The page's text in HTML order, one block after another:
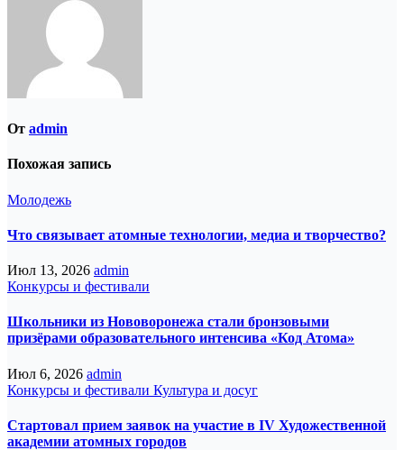
От admin
Похожая запись
Молодежь
Что связывает атомные технологии, медиа и творчество?
Июл 13, 2026 admin
Конкурсы и фестивали
Школьники из Нововоронежа стали бронзовыми
призёрами образовательного интенсива «Код Атома»
Июл 6, 2026 admin
Конкурсы и фестивали Культура и досуг
Стартовал прием заявок на участие в IV Художественной
академии атомных городов